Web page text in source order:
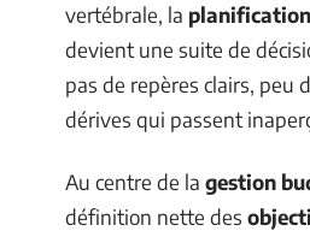
vertébrale, la
devient une suite de
pas de repères clairs, peu
dérives qui passent
Au centre de la gestion
définition nette des